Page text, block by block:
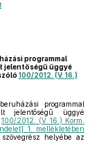
programmal
jelentőségű üggyé
100/2012. (V. 16.)
programmal
jelentőségű üggyé
100/2012. (V. 16.) Korm.
1. mellékletében
helyébe az